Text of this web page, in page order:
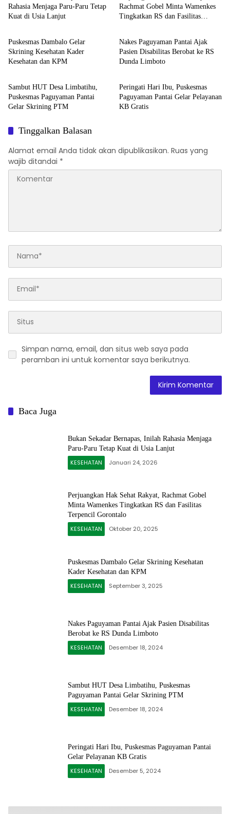
Rahasia Menjaga Paru-Paru Tetap
Kuat di Usia Lanjut
Rachmat Gobel Minta Wamenkes
Tingkatkan RS dan Fasilitas
KESEHATAN
Puskesmas Dambalo Gelar
Skrining Kesehatan Kader
Kesehatan dan KPM
KESEHATAN
Nakes Paguyaman Pantai Ajak
Pasien Disabilitas Berobat ke RS
Dunda Limboto
KESEHATAN
Sambut HUT Desa Limbatihu,
Puskesmas Paguyaman Pantai
Gelar Skrining PTM
KESEHATAN
Peringati Hari Ibu, Puskesmas
Paguyaman Pantai Gelar Pelayanan
KB Gratis
Tinggalkan Balasan
Alamat email Anda tidak akan dipublikasikan. Ruas yang
wajib ditandai *
Simpan nama, email, dan situs web saya pada
peramban ini untuk komentar saya berikutnya.
Baca Juga
Bukan Sekadar Bernapas, Inilah Rahasia Menjaga
Paru-Paru Tetap Kuat di Usia Lanjut
KESEHATAN Januari 24, 2026
Perjuangkan Hak Sehat Rakyat, Rachmat Gobel
Minta Wamenkes Tingkatkan RS dan Fasilitas
Terpencil Gorontalo
KESEHATAN Oktober 20, 2025
Puskesmas Dambalo Gelar Skrining Kesehatan
Kader Kesehatan dan KPM
KESEHATAN September 3, 2025
Nakes Paguyaman Pantai Ajak Pasien Disabilitas
Berobat ke RS Dunda Limboto
KESEHATAN Desember 18, 2024
Sambut HUT Desa Limbatihu, Puskesmas
Paguyaman Pantai Gelar Skrining PTM
KESEHATAN Desember 18, 2024
Peringati Hari Ibu, Puskesmas Paguyaman Pantai
Gelar Pelayanan KB Gratis
KESEHATAN Desember 5, 2024